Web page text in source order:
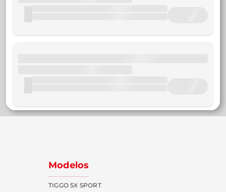
Modelos
TIGGO 5X SPORT